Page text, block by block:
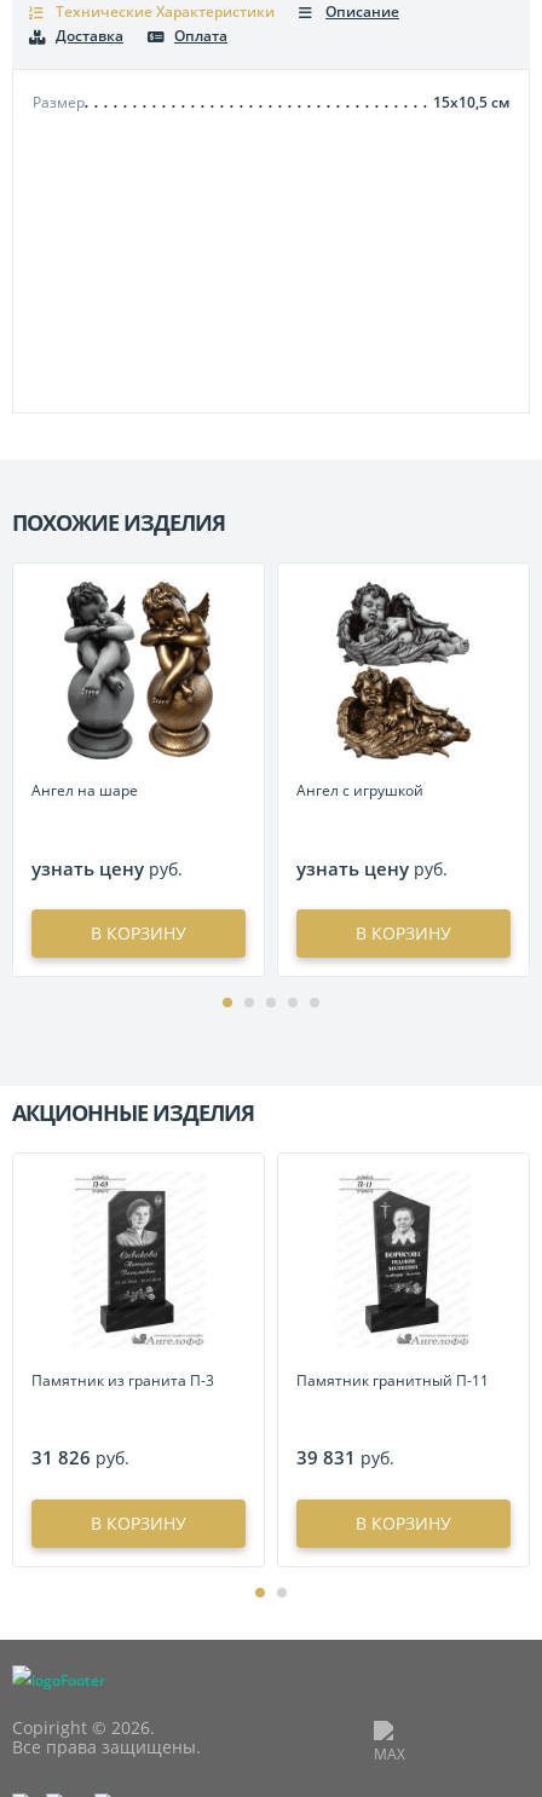
Технические Характеристики
Размер 15х10,5см
Описание
Доставка
Оплата
ПОХОЖИЕ ИЗДЕЛИЯ
Ангел на шаре
узнать цену руб.
В КОРЗИНУ
Ангел с игрушкой
узнать цену руб.
В КОРЗИНУ
АКЦИОННЫЕ ИЗДЕЛИЯ
Памятник из гранита П-3
31 826 руб.
В КОРЗИНУ
Памятник гранитный П-11
39 831 руб.
В КОРЗИНУ
Copiright © 2026.
Все права защищены.